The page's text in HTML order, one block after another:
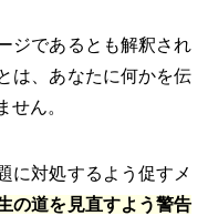
ジであるとも解釈され
は、あなたに何かを伝
せん。
に対処するよう促すメ
の道を見直すよう警告